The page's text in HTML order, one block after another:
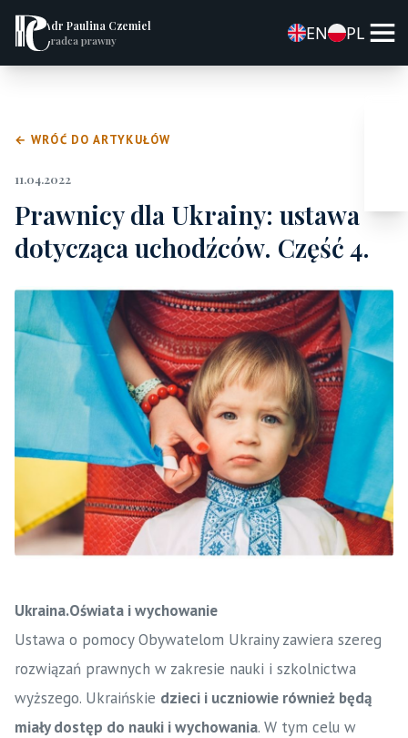
dr Paulina Czemiel
radca prawny EN PL
← WRÓĆ DO ARTYKUŁÓW
11.04.2022
Prawnicy dla Ukrainy: ustawa
dotycząca uchodźców. Część 4.
Ukraina.Oświata i wychowanie
Ustawa o pomocy Obywatelom Ukrainy zawiera szereg
rozwiązań prawnych w zakresie nauki i szkolnictwa
wyższego. Ukraińskie dzieci i uczniowie również będą
miały dostęp do nauki i wychowania. W tym celu w